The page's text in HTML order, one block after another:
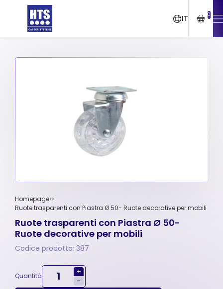
IT 0
Homepage
Ruote trasparenti con Piastra Ø 50- Ruote decorative per mobili
Ruote trasparenti con Piastra Ø 50-
Ruote decorative per mobili
Codice prodotto: 387
Quantità
+
-